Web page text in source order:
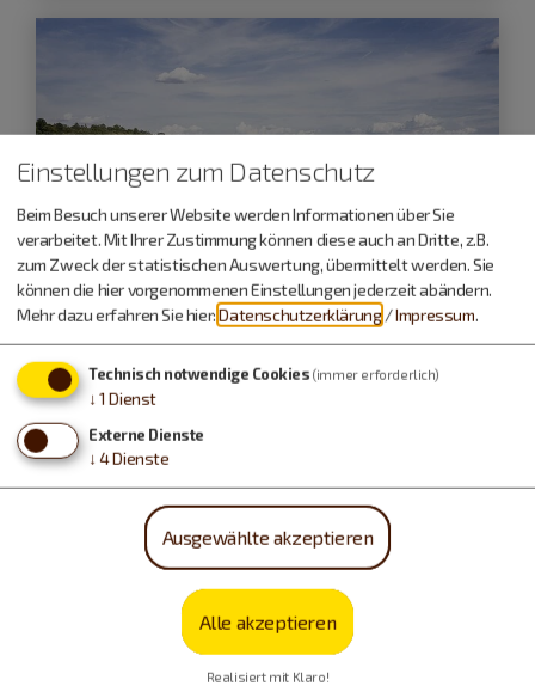
Treuchtlingen
Genusswandern im Altmühltal
Ein Kurzurlaub für Genießer
Einstellungen zum Datenschutz
Beim Besuch unserer Website werden Informationen über Sie
verarbeitet. Mit Ihrer Zustimmung können diese auch an Dritte, z.B.
zum Zweck der statistischen Auswertung, übermittelt werden. Sie
können die hier vorgenommenen Einstellungen jederzeit abändern.
Mehr dazu erfahren Sie hier:Datenschutzerklärung /Impressum.
Technisch notwendige Cookies (immer erforderlich)
↓ 1 Dienst
Externe Dienste
↓ 4Dienste
Ausgewählte akzeptieren
Alle akzeptieren
Realisiert mit Klaro!